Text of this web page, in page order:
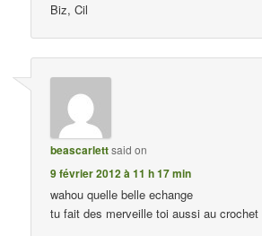
Biz, Cil
beascarlettsaid on
9 février 2012 à 11 h 17 min
wahou quelle belle echange
tu fait des merveille toi aussi au crochet